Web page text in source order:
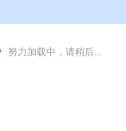
努力加载中，请稍后...